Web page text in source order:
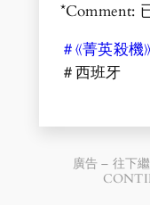
*Comment:
＃《菁英殺
＃西班牙
廣告 – 往下